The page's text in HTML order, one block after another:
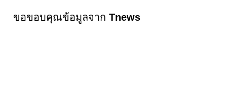
ขอขอบคุณข้อมูลจาก Tnews